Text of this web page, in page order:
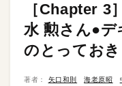
［Chapter 3
水 勲さん●デ
のとってお
著者： 矢口和則 海老原昭